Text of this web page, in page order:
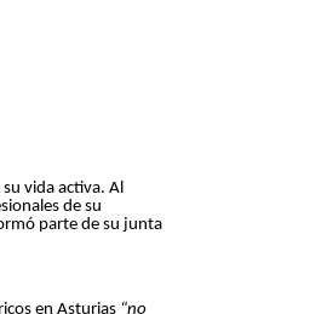
vida activa. Al
de su
parte de su junta
en Asturias “no